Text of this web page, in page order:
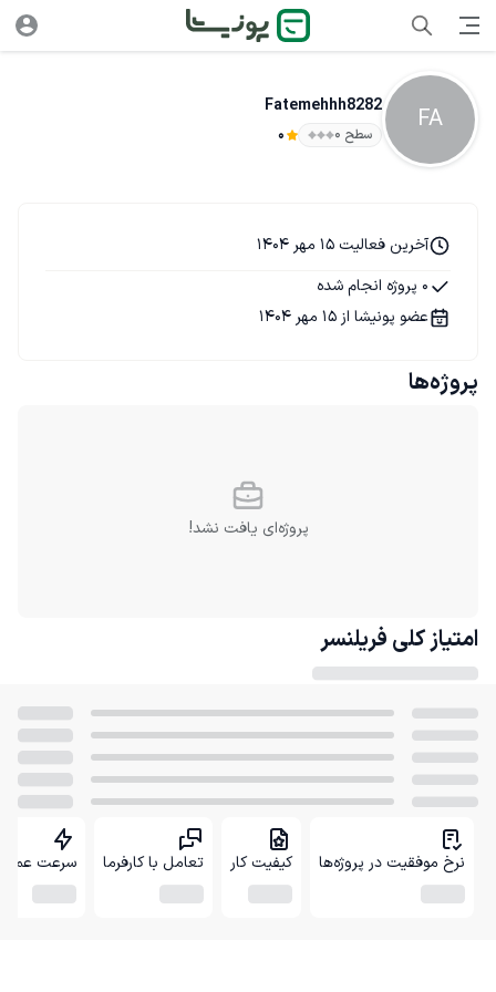
FA
Fatemehhh8282
سطح ۰ 0
آخرین فعالیت 15 مهر 1404
0 پروژه انجام شده
عضو پونیشا از 15 مهر 1404
پروژه‌ها
پروژه‌ای یافت نشد!
امتیاز کلی فریلنسر
نرخ موفقیت در پروژه‌ها کیفیت کار تعامل با کارفرما سرعت عمل